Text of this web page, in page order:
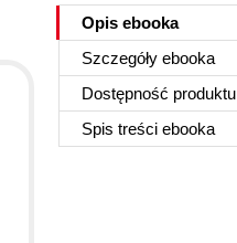
Opis ebooka
Szczegóły ebooka
Dostępność produktu
Spis treści ebooka